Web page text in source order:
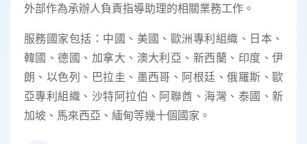
外部作為承辦人負責指導助理的相關業務工作。
服務國家包括：中國、美國、歐洲專利組織、日本、
韓國、德國、加拿大、澳大利亞、新西蘭、印度、伊
朗、以色列、巴拉圭、墨西哥、阿根廷、俄羅斯、歐
亞專利組織、沙特阿拉伯、阿聯酋、海灣、泰國、新
加坡、馬來西亞、緬甸等幾十個國家。